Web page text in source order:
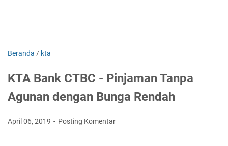
Beranda / kta
KTA Bank CTBC - Pinjaman Tanpa
Agunan dengan Bunga Rendah
April 06, 2019 Posting Komentar